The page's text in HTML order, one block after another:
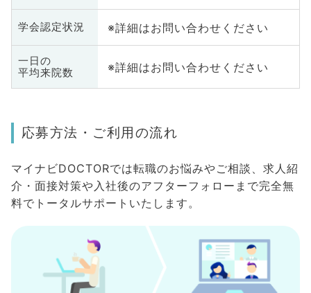
学会認定状況 ※詳細はお問い合わせください
一日の
平均来院数
※詳細はお問い合わせください
応募方法・ご利用の流れ
マイナビDOCTORでは転職のお悩みやご相談、求人紹
介・面接対策や入社後のアフターフォローまで完全無
料でトータルサポートいたします。